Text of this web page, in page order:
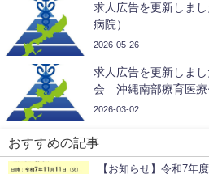
求人広告を更新しま
病院）
2026-05-26
求人広告を更新しま
会 沖縄南部療育医療
2026-03-02
おすすめの記事
【お知らせ】令和7年